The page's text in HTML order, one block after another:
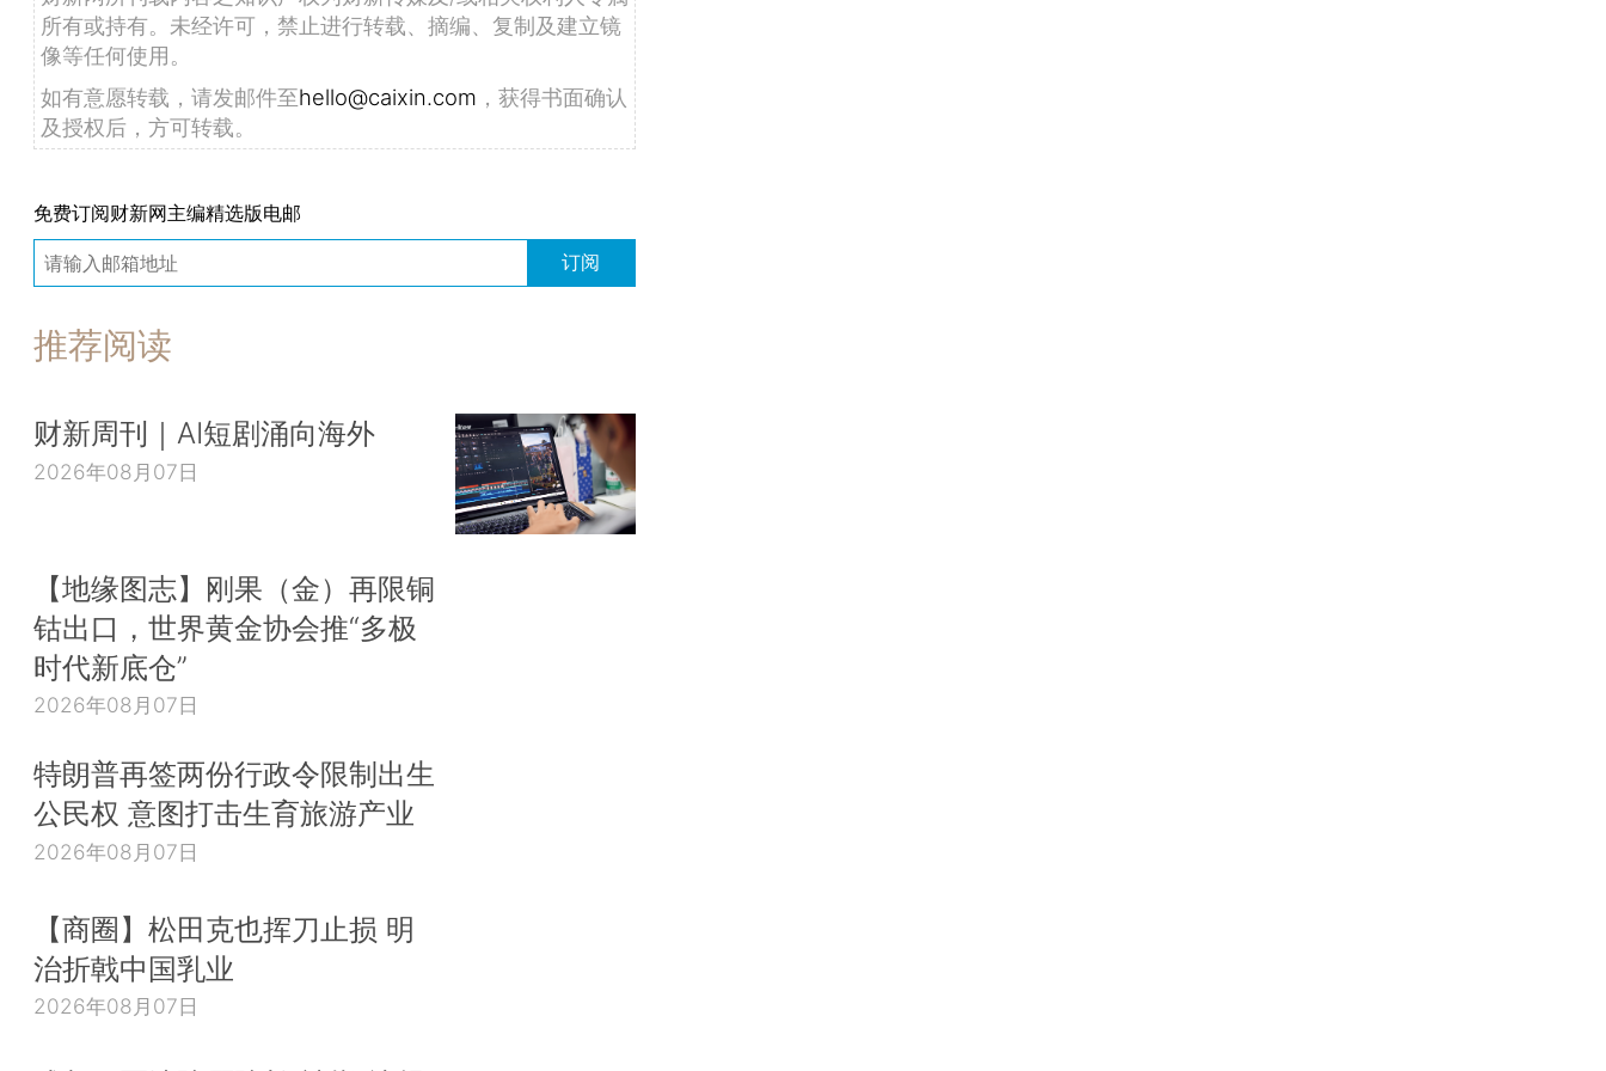
所有或持有。未经许可，禁止进行转载、摘编、复制及建立镜
像等任何使用。
如有意愿转载，请发邮件至hello@caixin.com ，获得书面确认
及授权后，方可转载。
免费订阅财新网主编精选版电邮
订阅
推荐阅读
财新周刊｜AI短剧涌向海外
2026年08月07日
【地缘图志】刚果（金）再限铜
钴出口，世界黄金协会推“多极
时代新底仓”
2026年08月07日
特朗普再签两份行政令限制出生
公民权 意图打击生育旅游产业
2026年08月07日
【商圈】松田克也挥刀止损 明
治折戟中国乳业
2026年08月07日